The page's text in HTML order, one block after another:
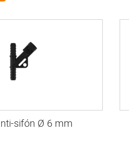
sifón Ø 6 mm